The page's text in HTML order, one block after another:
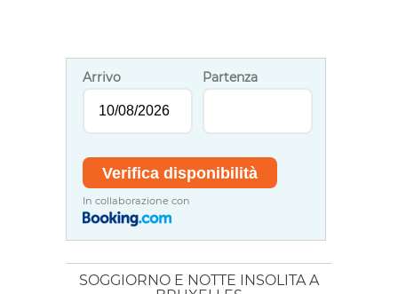
Arrivo Partenza
In collaborazione con
SOGGIORNO E NOTTE INSOLITA A